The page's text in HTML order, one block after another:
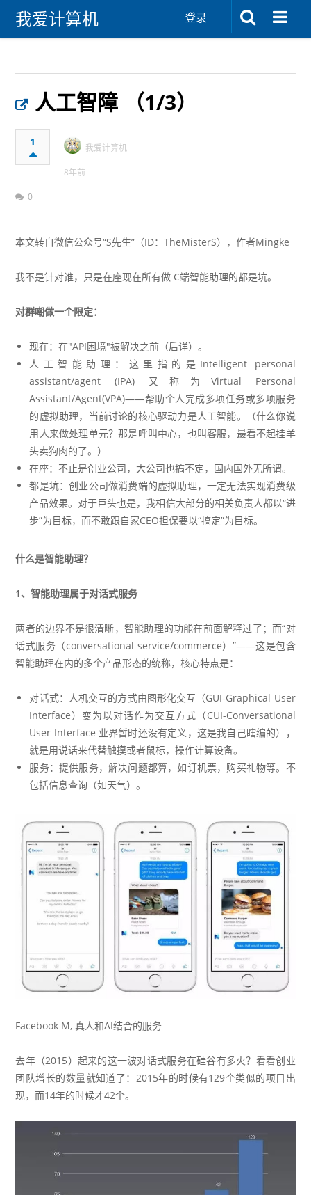
我爱计算机 登录
人工智障 （1/3）
1 我爱计算机
8年前
0
本文转自微信公众号“S先生” （ID：TheMisterS），作者Mingke
我不是针对谁，只是在座现在所有做 C端智能助理的都是坑。
对群嘲做一个限定：
现在：在"API困境"被解决之前（后详）。
人工智能助理：这里指的是 Intelligent personal
assistant/agent (IPA) 又称为Virtual Personal
Assistant/Agent(VPA)——帮助个人完成多项任务或多项服务
的虚拟助理，当前讨论的核心驱动力是人工智能。（什么你说
用人来做处理单元？那是呼叫中心，也叫客服，最看不起挂羊
头卖狗肉的了。）
在座：不止是创业公司，大公司也搞不定，国内国外无所谓。
都是坑：创业公司做消费端的虚拟助理，一定无法实现消费级
产品效果。对于巨头也是，我相信大部分的相关负责人都以“进
步”为目标，而不敢跟自家CEO担保要以“搞定”为目标。
什么是智能助理？
1、智能助理属于对话式服务
两者的边界不是很清晰，智能助理的功能在前面解释过了；而“对
话式服务（conversational service/commerce）”——这是包含
智能助理在内的多个产品形态的统称，核心特点是：
对话式：人机交互的方式由图形化交互（GUI-Graphical User
Interface）变为以对话作为交互方式（CUI-Conversational
User Interface 业界暂时还没有定义，这是我自己瞎编的），
就是用说话来代替触摸或者鼠标，操作计算设备。
服务：提供服务，解决问题都算，如订机票，购买礼物等。不
包括信息查询（如天气）。
Facebook M, 真人和AI结合的服务
去年（2015）起来的这一波对话式服务在硅谷有多火？看看创业
团队增长的数量就知道了：2015年的时候有129个类似的项目出
现，而14年的时候才42个。